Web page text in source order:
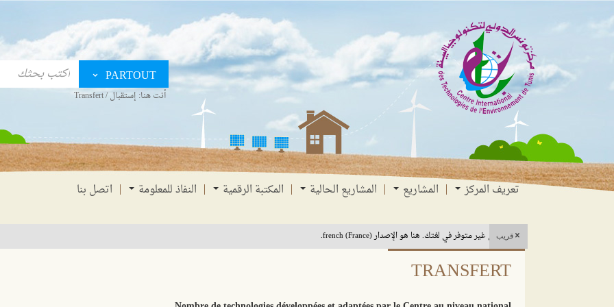
انتقل
القائمة
انتقال
المحتوى
الانتقال
البحث
PARTOUT
أنت هنا: إستقبال/
Transfert
تعريف المركز المشاريع المشاريع الحالية المكتبة الرقمية النفاذ للمعلومة اتصل بنا
هذا المحتوى غير متوفر في لغتك. هنا هو الإصدار french (France).
قريب
TRANSFERT